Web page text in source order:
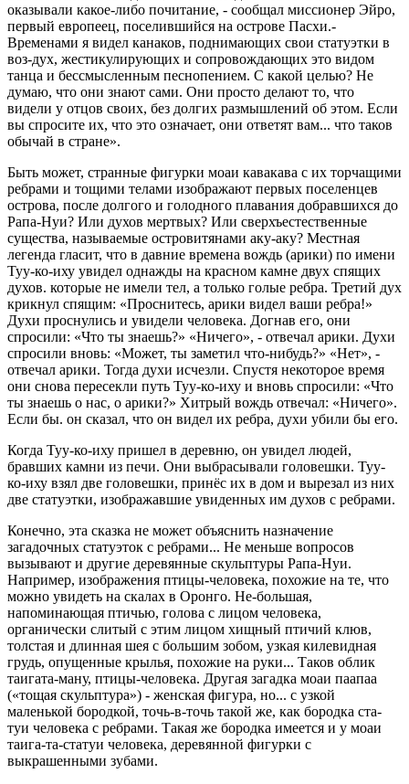
оказывали какое-либо почитание, - сообщал миссионер Эйро,
первый европеец, поселившийся на острове Пасхи.-
Временами я видел канаков, поднимающих свои статуэтки в
воз-дух, жестикулирующих и сопровождающих это видом
танца и бессмысленным песнопением. С какой целью? Не
думаю, что они знают сами. Они просто делают то, что
видели у отцов своих, без долгих размышлений об этом. Если
вы спросите их, что это означает, они ответят вам... что таков
обычай в стране».
Быть может, странные фигурки моаи кавакава с их торчащими
ребрами и тощими телами изображают первых поселенцев
острова, после долгого и голодного плавания добравшихся до
Рапа-Нуи? Или духов мертвых? Или сверхъестественные
существа, называемые островитянами аку-аку? Местная
легенда гласит, что в давние времена вождь (арики) по имени
Туу-ко-иху увидел однажды на красном камне двух спящих
духов. которые не имели тел, а только голые ребра. Третий дух
крикнул спящим: «Проснитесь, арики видел ваши ребра!»
Духи проснулись и увидели человека. Догнав его, они
спросили: «Что ты знаешь?» «Ничего», - отвечал арики. Духи
спросили вновь: «Может, ты заметил что-нибудь?» «Нет», -
отвечал арики. Тогда духи исчезли. Спустя некоторое время
они снова пересекли путь Туу-ко-иху и вновь спросили: «Что
ты знаешь о нас, о арики?» Хитрый вождь отвечал: «Ничего».
Если бы. он сказал, что он видел их ребра, духи убили бы его.
Когда Туу-ко-иху пришел в деревню, он увидел людей,
бравших камни из печи. Они выбрасывали головешки. Туу-
ко-иху взял две головешки, принёс их в дом и вырезал из них
две статуэтки, изображавшие увиденных им духов с ребрами.
Конечно, эта сказка не может объяснить назначение
загадочных статуэток с ребрами... Не меньше вопросов
вызывают и другие деревянные скульптуры Рапа-Нуи.
Например, изображения птицы-человека, похожие на те, что
можно увидеть на скалах в Оронго. Не-большая,
напоминающая птичью, голова с лицом человека,
органически слитый с этим лицом хищный птичий клюв,
толстая и длинная шея с большим зобом, узкая килевидная
грудь, опущенные крылья, похожие на руки... Таков облик
таигата-ману, птицы-человека. Другая загадка моаи паапаа
(«тощая скульптура») - женская фигура, но... с узкой
маленькой бородкой, точь-в-точь такой же, как бородка ста-
туи человека с ребрами. Такая же бородка имеется и у моаи
таига-та-статуи человека, деревянной фигурки с
выкрашенными зубами.